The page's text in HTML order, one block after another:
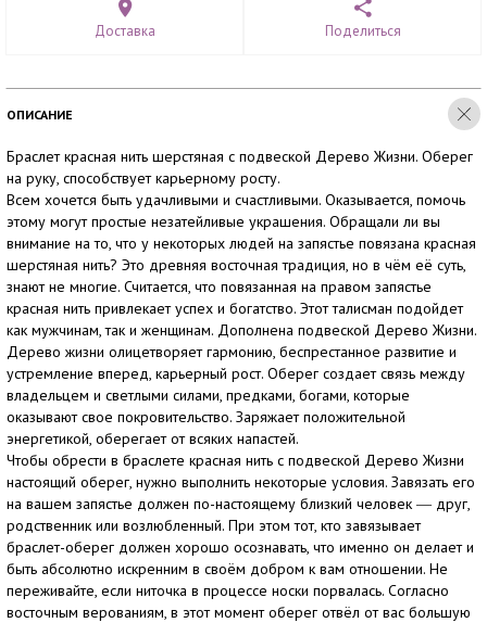
Доставка Поделиться
ОПИСАНИЕ
Браслет красная нить шерстяная с подвеской Дерево Жизни. Оберег
на руку, способствует карьерному росту.
Всем хочется быть удачливыми и счастливыми. Оказывается, помочь
этому могут простые незатейливые украшения. Обращали ли вы
внимание на то, что у некоторых людей на запястье повязана красная
шерстяная нить? Это древняя восточная традиция, но в чём её суть,
знают не многие. Считается, что повязанная на правом запястье
красная нить привлекает успех и богатство. Этот талисман подойдет
как мужчинам, так и женщинам. Дополнена подвеской Дерево Жизни.
Дерево жизни олицетворяет гармонию, беспрестанное развитие и
устремление вперед, карьерный рост. Оберег создает связь между
владельцем и светлыми силами, предками, богами, которые
оказывают свое покровительство. Заряжает положительной
энергетикой, оберегает от всяких напастей.
Чтобы обрести в браслете красная нить с подвеской Дерево Жизни
настоящий оберег, нужно выполнить некоторые условия. Завязать его
на вашем запястье должен по-настоящему близкий человек ― друг,
родственник или возлюбленный. При этом тот, кто завязывает
браслет-оберег должен хорошо осознавать, что именно он делает и
быть абсолютно искренним в своём добром к вам отношении. Не
переживайте, если ниточка в процессе носки порвалась. Согласно
восточным верованиям, в этот момент оберег отвёл от вас большую